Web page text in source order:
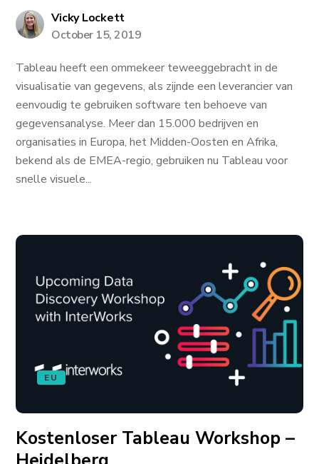
Vicky Lockett
October 15, 2019
Tableau heeft een ommekeer teweeggebracht in de
visualisatie van gegevens, als zijnde een leverancier van
eenvoudig te gebruiken software ten behoeve van
gegevensanalyse. Meer dan 15.000 bedrijven en
organisaties in Europa, het Midden-Oosten en Afrika,
bekend als de EMEA-regio, gebruiken nu Tableau voor
snelle visuele...
EU
Kostenloser Tableau Workshop –